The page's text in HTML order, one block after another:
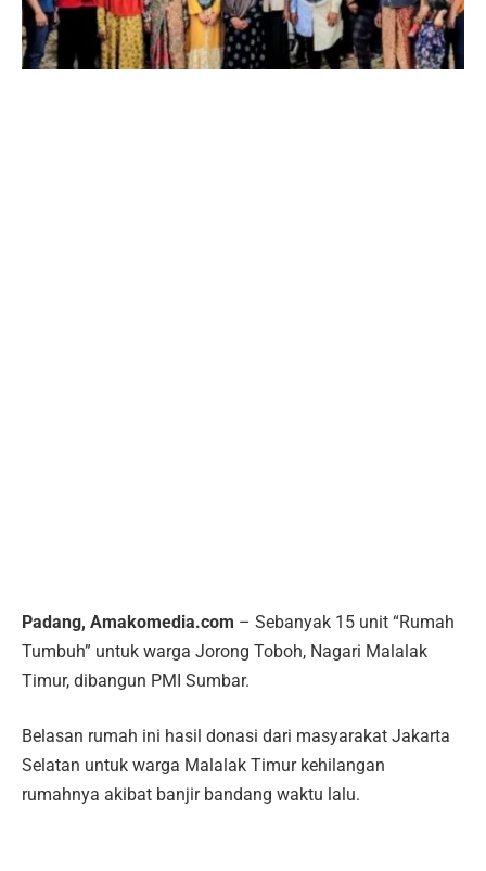
Padang, Amakomedia.com – Sebanyak 15 unit “Rumah
Tumbuh” untuk warga Jorong Toboh, Nagari Malalak
Timur, dibangun PMI Sumbar.
Belasan rumah ini hasil donasi dari masyarakat Jakarta
Selatan untuk warga Malalak Timur kehilangan
rumahnya akibat banjir bandang waktu lalu.